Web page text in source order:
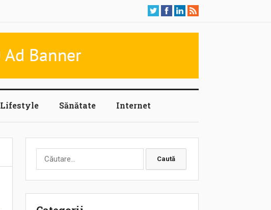
Lifestyle Sănătate Internet
Caută
după: